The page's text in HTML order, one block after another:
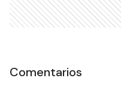
Comentarios